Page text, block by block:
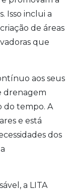
Isso inclui a
de áreas
que
aos seus
drenagem
do tempo. A
e está
dos
a LITA